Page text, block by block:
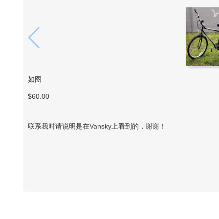
如图
$60.00
联系我时请说明是在Vansky上看到的，谢谢！